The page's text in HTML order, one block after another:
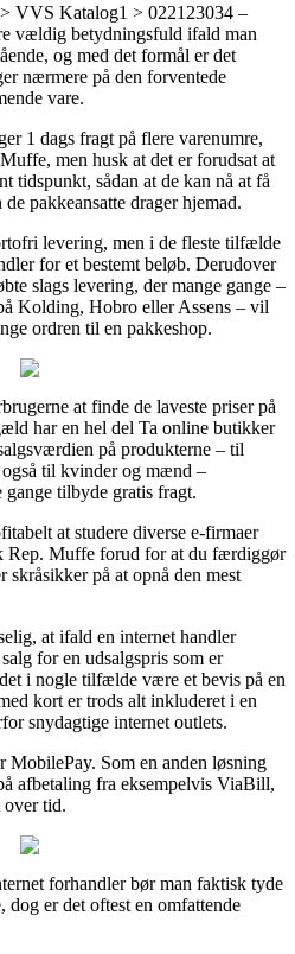
VVS Katalog1 > 022123034 –
vældig betydningsfuld ifald man
og med det formål er det
nærmere på den forventede
vare.
1 dags fragt på flere varenumre,
men husk at det er forudsat at
tidspunkt, sådan at de kan nå at få
pakkeansatte drager hjemad.
levering, men i de fleste tilfælde
for et bestemt beløb. Derudover
slags levering, der mange gange –
Kolding, Hobro eller Assens – vil
ordren til en pakkeshop.
at finde de laveste priser på
har en hel del Ta online butikker
på produkterne – til
til kvinder og mænd –
tilbyde gratis fragt.
at studere diverse e-firmaer
Rep. Muffe forud for at du færdiggør
skråsikker på at opnå den mest
at ifald en internet handler
for en udsalgspris som er
i nogle tilfælde være et bevis på en
kort er trods alt inkluderet i en
snydagtige internet outlets.
MobilePay. Som en anden løsning
afbetaling fra eksempelvis ViaBill,
over tid.
forhandler bør man faktisk tyde
dog er det oftest en omfattende